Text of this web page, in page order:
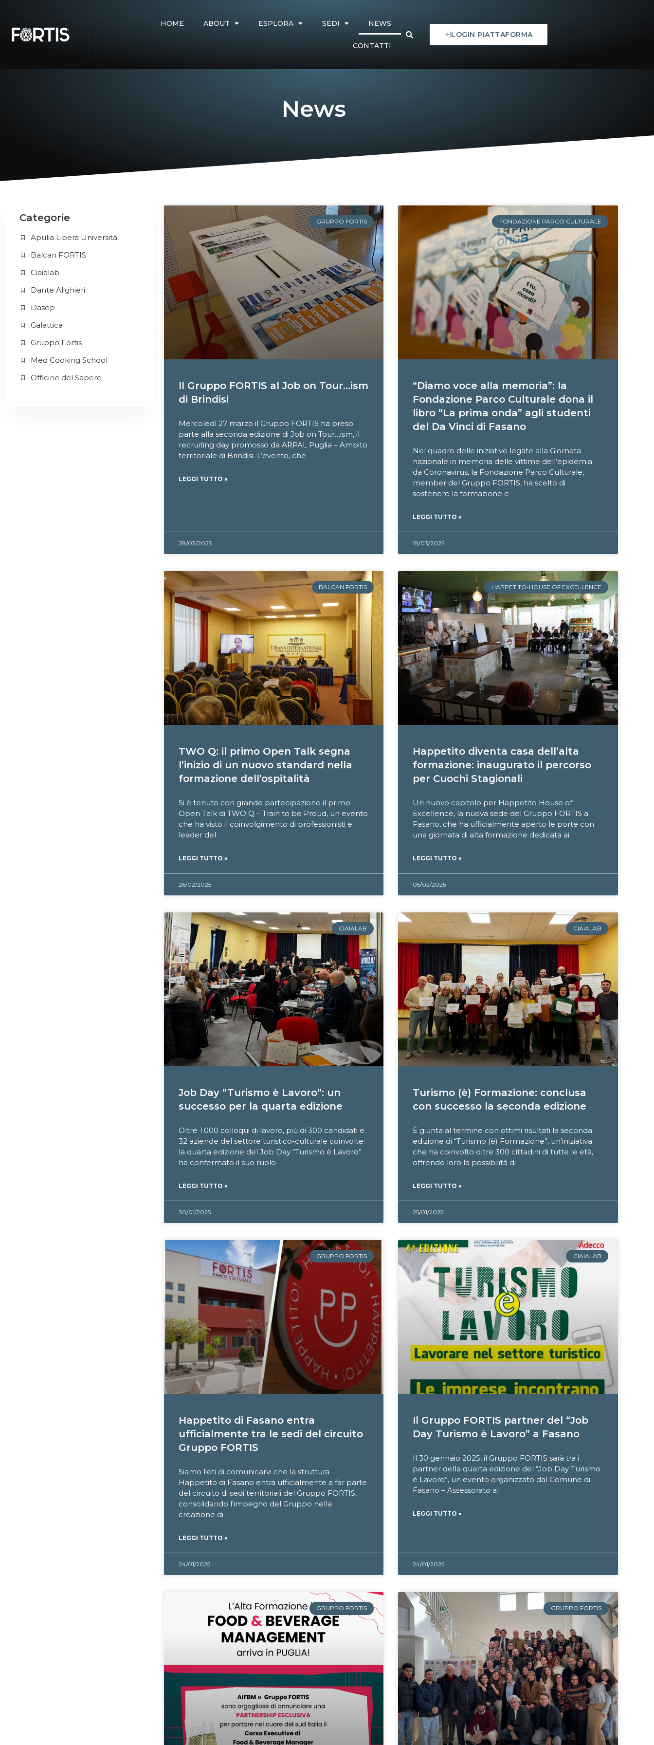
HOME ABOUT ESPLORA SEDI NEWS
CONTATTI
LOGIN PIATTAFORMA
News
Categorie
Apulia Libera Università
Balcan FORTIS
Ciaialab
Dante Alighieri
Dasep
Galattica
Gruppo Fortis
Med Cooking School
Officine del Sapere
GRUPPO FORTIS
Il Gruppo FORTIS al Job on Tour…ism
di Brindisi
Mercoledì 27 marzo il Gruppo FORTIS ha preso
parte alla seconda edizione di Job on Tour…ism, il
recruiting day promosso da ARPAL Puglia – Ambito
territoriale di Brindisi. L’evento, che
LEGGI TUTTO »
28/03/2025
FONDAZIONE PARCO CULTURALE
“Diamo voce alla memoria”: la
Fondazione Parco Culturale dona il
libro “La prima onda” agli studenti
del Da Vinci di Fasano
Nel quadro delle iniziative legate alla Giornata
nazionale in memoria delle vittime dell’epidemia
da Coronavirus, la Fondazione Parco Culturale,
member del Gruppo FORTIS, ha scelto di
sostenere la formazione e
LEGGI TUTTO »
18/03/2025
BALCAN FORTIS
TWO Q: il primo Open Talk segna
l’inizio di un nuovo standard nella
formazione dell’ospitalità
Si è tenuto con grande partecipazione il primo
Open Talk di TWO Q – Train to be Proud, un evento
che ha visto il coinvolgimento di professionisti e
leader del
LEGGI TUTTO »
26/02/2025
HAPPETITO-HOUSE OF EXCELLENCE
Happetito diventa casa dell’alta
formazione: inaugurato il percorso
per Cuochi Stagionali
Un nuovo capitolo per Happetito House of
Excellence, la nuova sede del Gruppo FORTIS a
Fasano, che ha ufficialmente aperto le porte con
una giornata di alta formazione dedicata ai
LEGGI TUTTO »
05/02/2025
CIAIALAB
Job Day “Turismo è Lavoro”: un
successo per la quarta edizione
Oltre 1.000 colloqui di lavoro, più di 300 candidati e
32 aziende del settore turistico-culturale coinvolte:
la quarta edizione del Job Day “Turismo è Lavoro”
ha confermato il suo ruolo
LEGGI TUTTO »
30/01/2025
CIAIALAB
Turismo (è) Formazione: conclusa
con successo la seconda edizione
È giunta al termine con ottimi risultati la seconda
edizione di “Turismo (è) Formazione”, un’iniziativa
che ha coinvolto oltre 300 cittadini di tutte le età,
offrendo loro la possibilità di
LEGGI TUTTO »
25/01/2025
GRUPPO FORTIS
Happetito di Fasano entra
ufficialmente tra le sedi del circuito
Gruppo FORTIS
Siamo lieti di comunicarvi che la struttura
Happetito di Fasano entra ufficialmente a far parte
del circuito di sedi territoriali del Gruppo FORTIS,
consolidando l’impegno del Gruppo nella
creazione di
LEGGI TUTTO »
24/01/2025
CIAIALAB
Il Gruppo FORTIS partner del “Job
Day Turismo è Lavoro” a Fasano
Il 30 gennaio 2025, il Gruppo FORTIS sarà tra i
partner della quarta edizione del “Job Day Turismo
è Lavoro”, un evento organizzato dal Comune di
Fasano – Assessorato al
LEGGI TUTTO »
24/01/2025
GRUPPO FORTIS GRUPPO FORTIS